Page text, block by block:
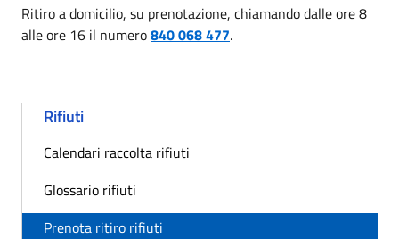
Ritiro a domicilio, su prenotazione, chiamando dalle ore 8
alle ore 16 il numero840 068 477.
Rifiuti
Calendari raccolta rifiuti
Glossario rifiuti
Prenota ritiro rifiuti